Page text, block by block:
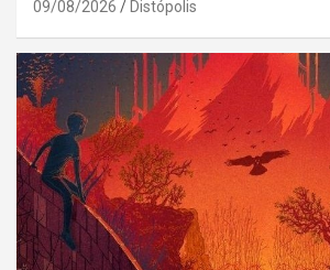
09/08/2026 Distópolis